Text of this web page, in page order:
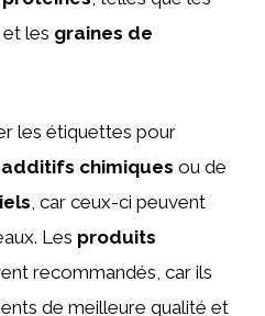
et les graines de
les étiquettes pour
additifs chimiques ou de
, car ceux-ci peuvent
Les produits
recommandés, car ils
de meilleure qualité et